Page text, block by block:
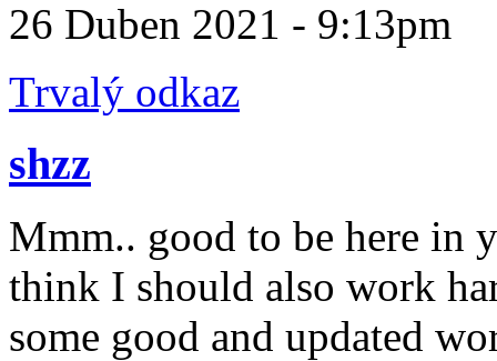
26 Duben 2021 - 9:13pm
Trvalý odkaz
shzz
Mmm.. good to be here in
think I should also work
some good and updated